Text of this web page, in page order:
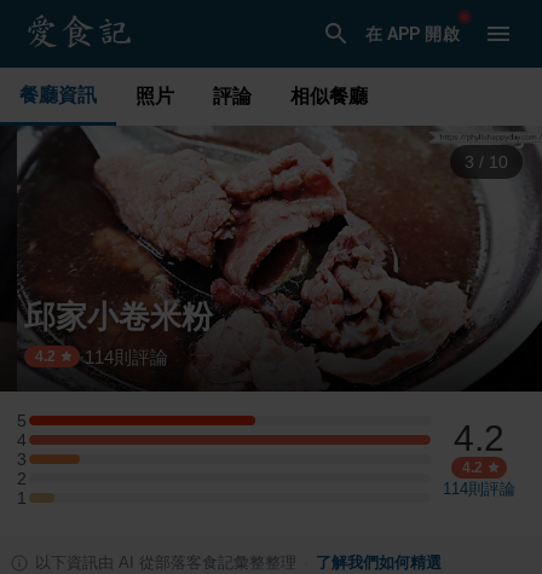
在 APP 開啟
餐廳資訊 照片 評論 相似餐廳
3 / 10
邱家小卷米粉
4.2 ·114則評論
5
5 星：9 則評論
4
4 星：16 則評論
3
3 星：2 則評論
2
2 星：0 則評論
1
1 星：1 則評論
4.2
4.2
114則評論
以下資訊由 AI 從部落客食記彙整整理 了解我們如何精選